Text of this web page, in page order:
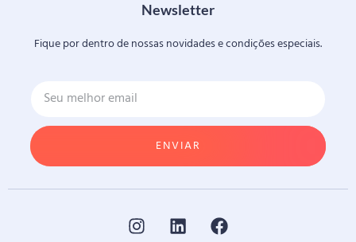
Newsletter
Fique por dentro de nossas novidades e condições especiais.
ENVIAR